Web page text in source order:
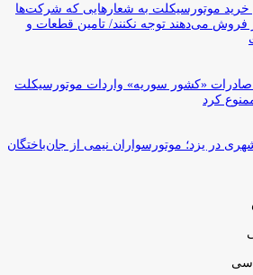
موتورسیکلت به شعارهایی که شرکت‌ها
فروش می‌دهند توجه نکنند/ تامین قطعات و
صادرات «کشور سوریه» واردات موتورسیکلت
در یزد؛ موتورسواران نیمی از جان‌باختگان